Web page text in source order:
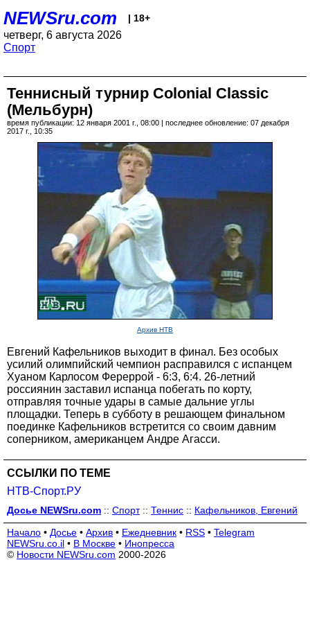
NEWSru.com | 18+
четверг, 6 августа 2026
Спорт
Теннисный турнир Colonial Classic
(Мельбурн)
время публикации: 12 января 2001 г., 08:00 | последнее обновление: 07 декабря
2017 г., 10:35
Архив НТВ
Евгений Кафельников выходит в финал. Без особых
усилий олимпийский чемпион расправился с испанцем
Хуаном Карлосом Фереррой - 6:3, 6:4. 26-летний
россиянин заставил испанца побегать по корту,
отправляя точные удары в самые дальние углы
площадки. Теперь в субботу в решающем финальном
поединке Кафельников встретится со своим давним
соперником, американцем Андре Агасси.
ССЫЛКИ ПО ТЕМЕ
НТВ-Спорт.РУ
Досье NEWSru.com :: Спорт:: Теннис :: Кафельников, Евгений
Начало • Досье • Архив • Ежедневник • RSS • Telegram
NEWSru.co.il • В Москве • Инопресса
© Новости NEWSru.com 2000-2026